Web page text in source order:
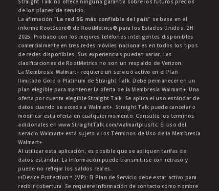
Straight Talk no ofrece ninguna garantía sobre los futuros precios
de los planes de servicio.
La afirmación "La red 5G más confiable del país" se basa en el
informe RootScore® de RootMetrics® para los Estados Unidos: 2H
2025. Probado con los mejores teléfonos inteligentes disponibles
comercialmente en tres redes móviles nacionales en todos los tipos
de redes disponibles. Sus experiencias pueden variar. Las
clasificaciones de RootMetrics no son un respaldo de Verizon.
La Membresía Walmart+ requiere un servicio activo en el Plan
Ilimitado Gold o Platinum de Straight Talk. Debe permanecer en un
plan elegible para mantener la oferta de la Membresía Walmart+. Una
oferta por cuenta elegible Straight Talk. Se aplica el uso estándar de
datos cuando se accede a Walmart+. Straight Talk puede cancelar o
modificar esta oferta en cualquier momento. Consulte los términos
adicionales en www.StraightTalk.com/walmartplus/tc. El uso del
servicio Walmart+ está sujeto a los Términos de Uso de la Membresía
Walmart+.
Al utilizar esta aplicación, es posible que se apliquen tarifas de
datos estándar. La información puede transmitirse con retraso y
puede no reflejar los saldos reales.
ŧŧDevice Protection™ (MP): El Plan de Servicio debe estar activo para
recibir cobertura. Se requiere información de contacto como nombre